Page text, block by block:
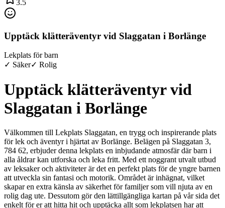
3.5
Upptäck klätteräventyr vid Slaggatan i Borlänge
Lekplats för barn
✓ Säker✓ Rolig
Upptäck klätteräventyr vid
Slaggatan i Borlänge
Välkommen till Lekplats Slaggatan, en trygg och inspirerande plats
för lek och äventyr i hjärtat av Borlänge. Belägen på Slaggatan 3,
784 62, erbjuder denna lekplats en inbjudande atmosfär där barn i
alla åldrar kan utforska och leka fritt. Med ett noggrant utvalt utbud
av leksaker och aktiviteter är det en perfekt plats för de yngre barnen
att utveckla sin fantasi och motorik. Området är inhägnat, vilket
skapar en extra känsla av säkerhet för familjer som vill njuta av en
rolig dag ute. Dessutom gör den lättillgängliga kartan på vår sida det
enkelt för er att hitta hit och upptäcka allt som lekplatsen har att